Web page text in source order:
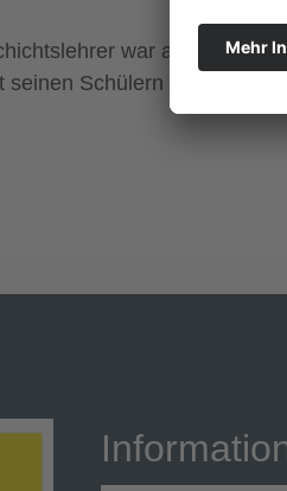
war am Freitag
seinen Schülern das